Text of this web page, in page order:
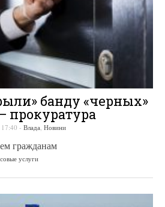
банду «черных»
прокуратура
- Влада Новини
гражданам
услуги